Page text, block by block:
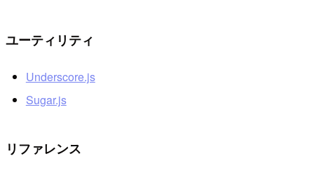
ユーティリティ
Underscore.js
Sugar.js
リファレンス